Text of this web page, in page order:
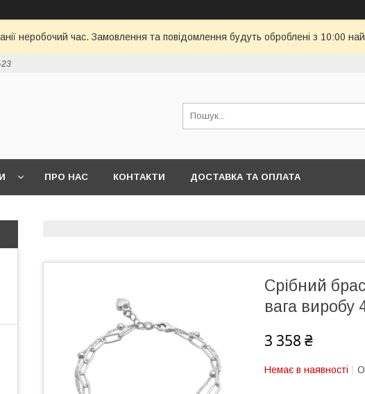
неробочий час. Замовлення та повідомлення будуть оброблені з 10:00
23
ПРО НАС КОНТАКТИ ДОСТАВКА ТА ОПЛАТА
Срібний
вага виробу
3 358 ₴
Немає в наявності